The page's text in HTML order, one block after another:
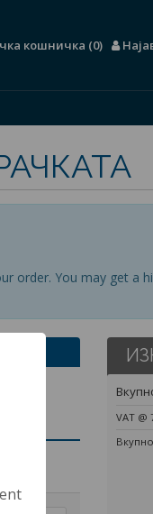
кошничка (0)
order. You may get a
VAT @
Вкупно